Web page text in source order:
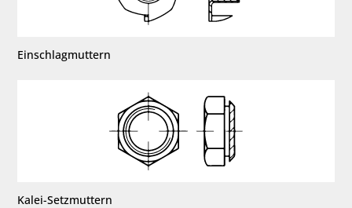
Einschlagmuttern
Kalei-Setzmuttern